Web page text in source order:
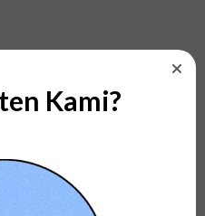
Clickbait: Apa itu
Kami?